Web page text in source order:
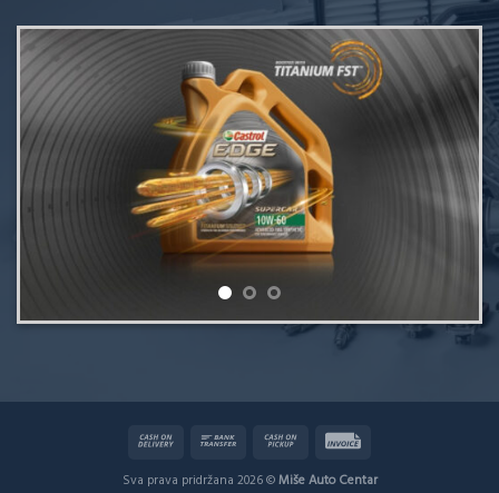
Sva prava pridržana 2026 ©Miše Auto Centar